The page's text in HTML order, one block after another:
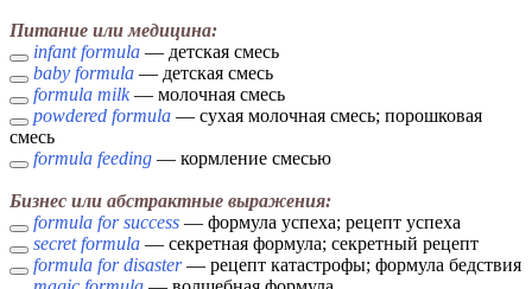
Питание или медицина:
infant formula — детская смесь
baby formula — детская смесь
formula milk— молочная смесь
powdered formula — сухая молочная смесь; порошковая
смесь
formula feeding — кормление смесью
Бизнес или абстрактные выражения:
formula for success — формула успеха; рецепт успеха
secret formula — секретная формула; секретный рецепт
formula for disaster— рецепт катастрофы; формула бедствия